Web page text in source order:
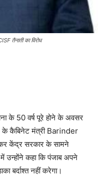
तैनाती का विरोध
के 50 वर्ष पूरे होने के अवसर
के कैबिनेट मंत्री Barinder
केंद्र सरकार के सामने
उन्होंने कहा कि पंजाब अपने
बर्दाश्त नहीं करेगा।